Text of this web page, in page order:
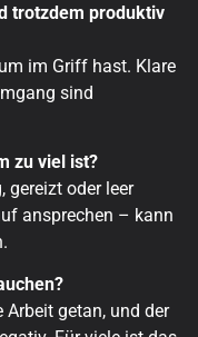
trotzdem produktiv
im Griff hast. Klare
sind
zu viel ist?
gereizt oder leer
ansprechen – kann
Arbeit getan, und der